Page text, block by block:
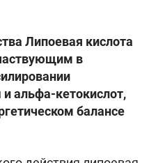
Липоевая кислота
в
альфа-кетокислот,
балансе